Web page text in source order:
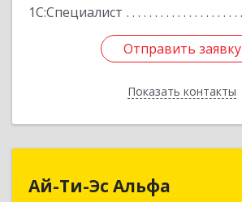
1С:Специалист
Отправить заявку
Показать контакты
Отправить заявку
Назад
Ай-Ти-Эс Альфа